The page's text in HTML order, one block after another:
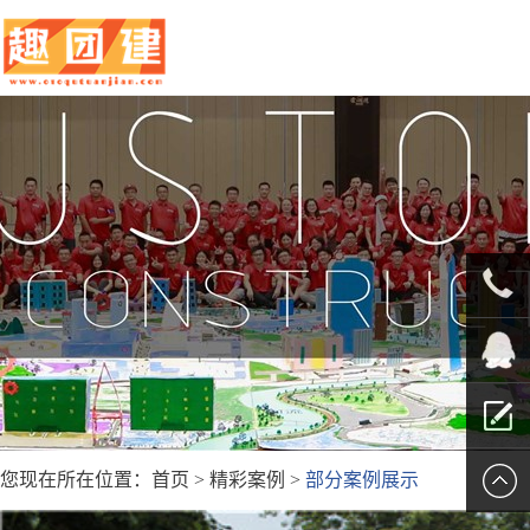
您现在所在位置： 首页 > 精彩案例 > 部分案例展示
010-
QQ客服
留言报